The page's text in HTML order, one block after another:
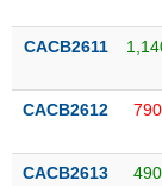
tích
thuật
sơ
doanh
CACB2611
CACB2612 790
CACB2613 490
VẬT